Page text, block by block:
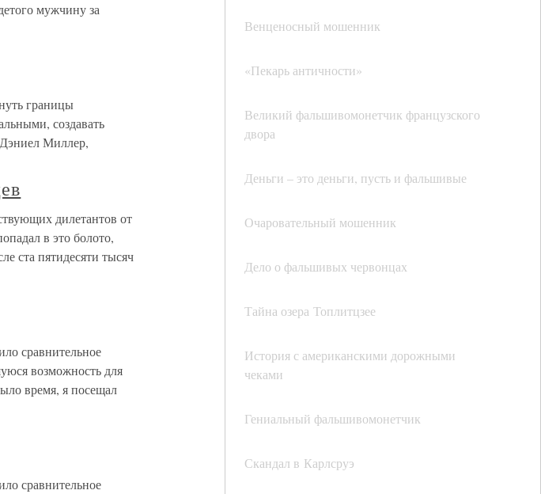
Венценосный мошенник
«Пекарь античности»
Великий фальшивомонетчик французского
двора
Деньги – это деньги, пусть и фальшивые
Очаровательный мошенник
Дело о фальшивых червонцах
Тайна озера Топлитцзее
История с американскими дорожными
чеками
Гениальный фальшивомонетчик
Скандал в Карлсруэ
мужчину за
границы
создавать
Миллер,
дилетантов от
в это болото,
ста пятидесяти тысяч
сравнительное
возможность для
время, я посещал
сравнительное